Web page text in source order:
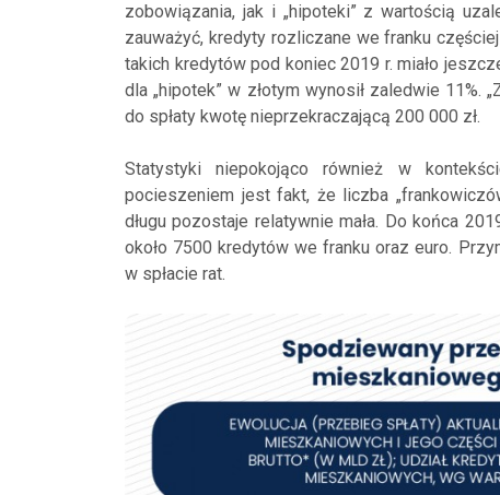
zobowiązania, jak i „hipoteki” z wartością
zauważyć, kredyty rozliczane we franku
takich kredytów pod koniec 2019 r. miało
dla „hipotek” w złotym wynosił zaledwie 11%.
do spłaty kwotę nieprzekraczającą 200 000 zł.
Statystyki niepokojąco również w
pocieszeniem jest fakt, że liczba
długu pozostaje relatywnie mała. Do końca
około 7500 kredytów we franku oraz euro.
w spłacie rat.